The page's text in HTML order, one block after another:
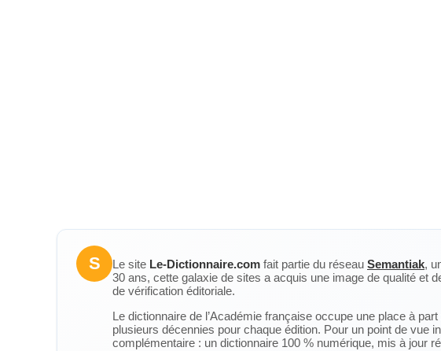
S Le site Le-Dictionnaire.com fait partie du réseau Semantiak,
30 ans, cette galaxie de sites a acquis une image de qualité et
de vérification éditoriale.
Le dictionnaire de l’Académie française occupe une place à
plusieurs décennies pour chaque édition. Pour un point de vue
complémentaire : un dictionnaire 100 % numérique, mis à jour